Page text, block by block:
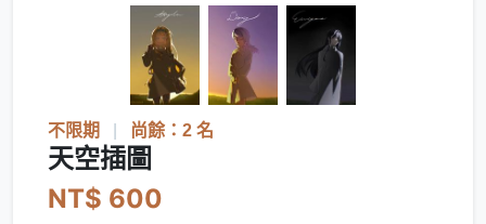
不限期 尚餘：2 名
天空插圖
NT$ 600